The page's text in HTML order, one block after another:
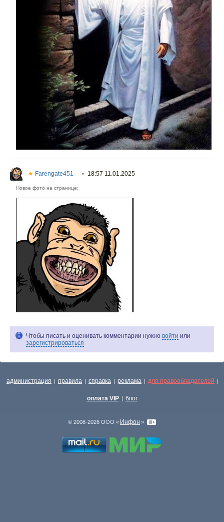
★ Farengate451 ○ 18:57 11.01.2025
Новое фото на странице:
Чтобы писать и оценивать комментарии нужно войти или
зарегистрироваться
администрация | правила | справка | реклама | для правообладателей |
оплата VIP | блог
© 2008-2026 ООО « Инфон »